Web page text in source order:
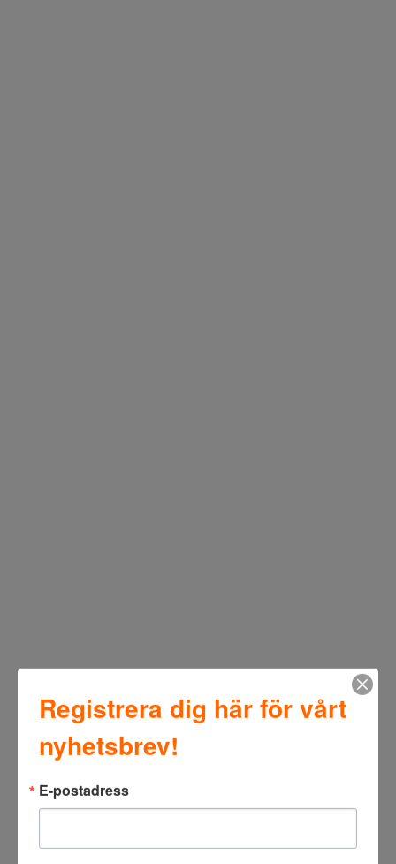
Registrera dig här för vårt
nyhetsbrev!
E-postadress